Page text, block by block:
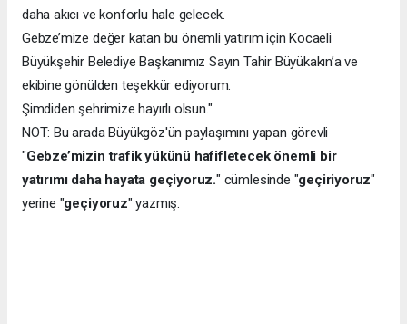
daha akıcı ve konforlu hale gelecek.
Gebze’mize değer katan bu önemli yatırım için Kocaeli
Büyükşehir Belediye Başkanımız Sayın Tahir Büyükakın’a ve
ekibine gönülden teşekkür ediyorum.
Şimdiden şehrimize hayırlı olsun."
NOT: Bu arada Büyükgöz'ün paylaşımını yapan görevli
"Gebze’mizin trafik yükünü hafifletecek önemli bir
yatırımı daha hayata geçiyoruz." cümlesinde "geçiriyoruz"
yerine "geçiyoruz" yazmış.